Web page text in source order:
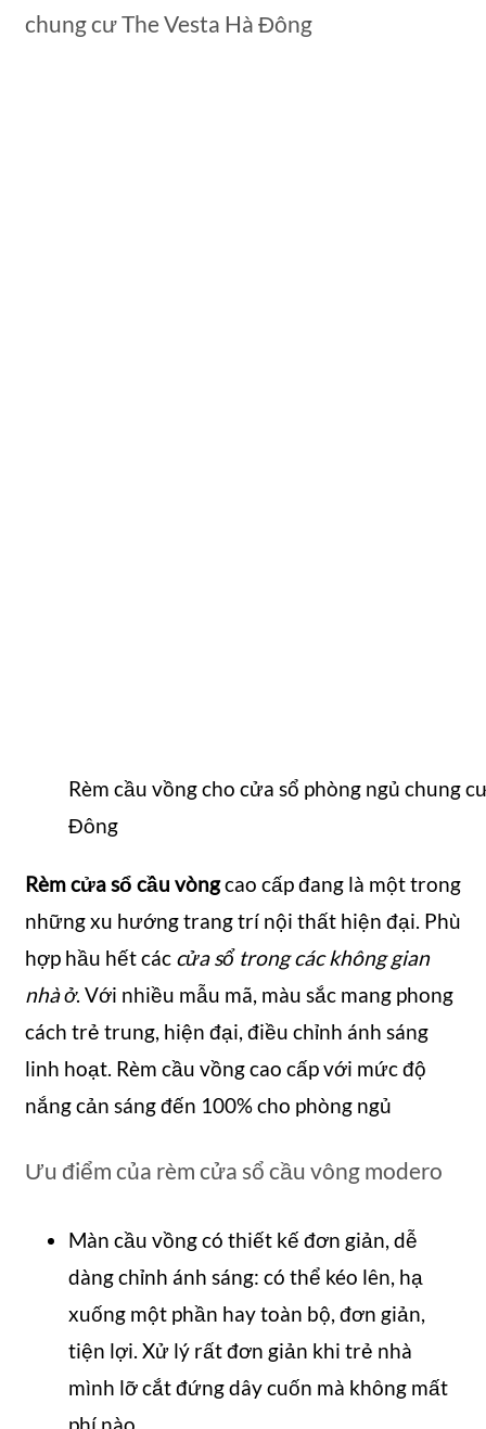
chung cư The Vesta Hà Đông
Rèm cầu vồng cho cửa sổ phòng ngủ chung
Đông
Rèm cửa sổ cầu vòngcao cấp đang là một trong
những xu hướng trang trí nội thất hiện đại. Phù
hợp hầu hết các cửa sổ trong các không gian
nhà ở. Với nhiều mẫu mã, màu sắc mang phong
cách trẻ trung, hiện đại, điều chỉnh ánh sáng
linh hoạt. Rèm cầu vồng cao cấp với mức độ
nắng cản sáng đến 100% cho phòng ngủ
Ưu điểm của rèm cửa sổ cầu vông modero
Màn cầu vồng có thiết kế đơn giản, dễ
dàng chỉnh ánh sáng: có thể kéo lên, hạ
xuống một phần hay toàn bộ, đơn giản,
tiện lợi. Xử lý rất đơn giản khi trẻ nhà
mình lỡ cắt đứng dây cuốn mà không mất